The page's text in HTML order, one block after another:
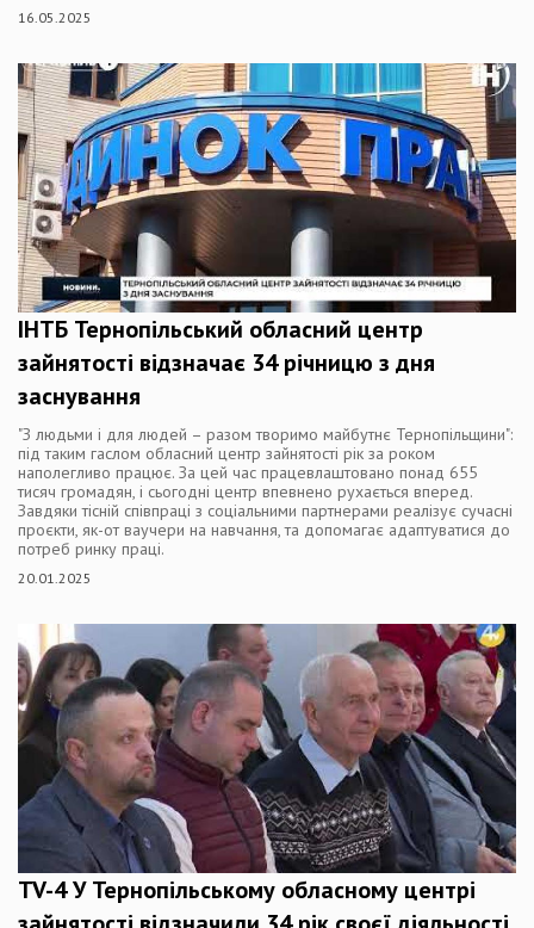
16.05.2025
ІНТБ Тернопільський обласний центр
зайнятості відзначає 34 річницю з дня
заснування
"З людьми і для людей – разом творимо майбутнє Тернопільщини":
під таким гаслом обласний центр зайнятості рік за роком
наполегливо працює. За цей час працевлаштовано понад 655
тисяч громадян, і сьогодні центр впевнено рухається вперед.
Завдяки тісній співпраці з соціальними партнерами реалізує сучасні
проєкти, як-от ваучери на навчання, та допомагає адаптуватися до
потреб ринку праці.
20.01.2025
TV-4 У Тернопільському обласному центрі